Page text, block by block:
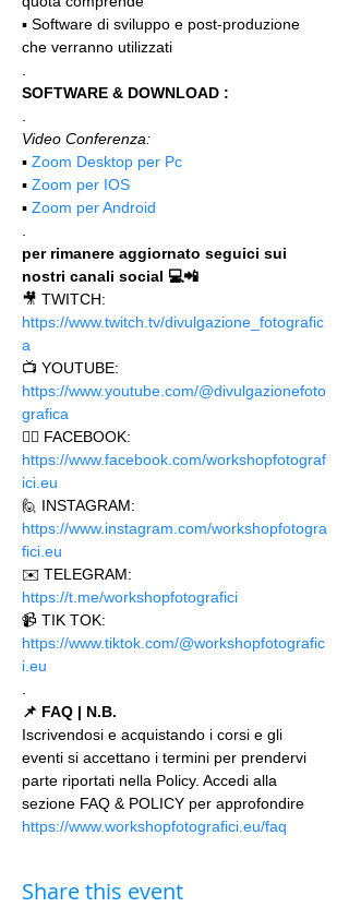
▪️ Software di sviluppo e post-produzione
che verranno utilizzati
SOFTWARE & DOWNLOAD :
Video Conferenza:
▪️ Zoom Desktop per Pc
▪️ Zoom per IOS
▪️ Zoom per Android
per rimanere aggiornato seguici sui
nostri canali social 💻📲
🎥 TWITCH:
https://www.twitch.tv/divulgazione_fotografic
a
📺 YOUTUBE:
https://www.youtube.com/@divulgazionefoto
grafica
🙋‍♂️ FACEBOOK:
https://www.facebook.com/workshopfotograf
ici.eu
🙋 INSTAGRAM:
https://www.instagram.com/workshopfotogra
fici.eu
✉️ TELEGRAM:
https://t.me/workshopfotografici
📹 TIK TOK:
https://www.tiktok.com/@workshopfotografic
i.eu
📌 FAQ | N.B.
Iscrivendosi e acquistando i corsi e gli
eventi si accettano i termini per prendervi
parte riportati nella Policy. Accedi alla
sezione FAQ & POLICY per approfondire
https://www.workshopfotografici.eu/faq
Share this event